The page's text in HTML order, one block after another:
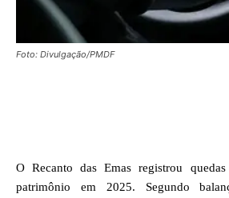
Foto: Divulgação/PMDF
O Recanto das Emas registrou
patrimônio em 2025. Segundo